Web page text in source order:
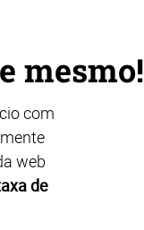
mesmo!
com
web
de